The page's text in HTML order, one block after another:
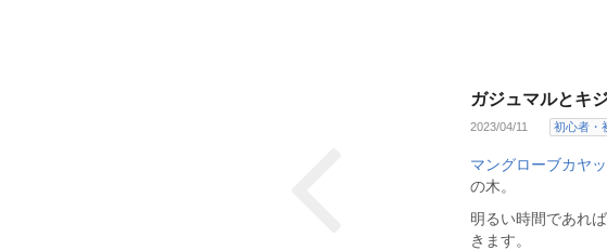
ガジュマルとキ
2023/04/11 初心者・
マングローブカヤ
の木。
明るい時間であれ
きます。